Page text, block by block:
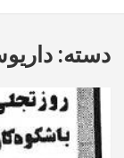
دسته: